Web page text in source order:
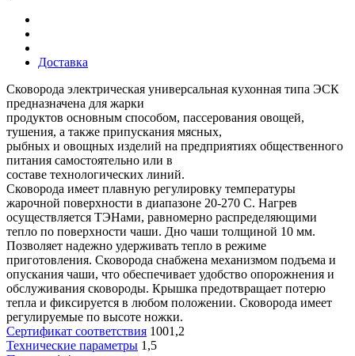
Доставка
Сковорода электрическая универсальная кухонная типа ЭСК
предназначена для жарки
продуктов основным способом, пассерования овощей,
тушения, а также припускания мясных,
рыбных и овощных изделий на предприятиях общественного
питания самостоятельно или в
составе технологических линий.
Сковорода имеет плавную регулировку температуры
жарочной поверхности в диапазоне 20-270 С. Нагрев
осуществляется ТЭНами, равномерно распределяющими
тепло по поверхности чаши. Дно чаши толщиной 10 мм.
Позволяет надежно удерживать тепло в режиме
приготовления. Сковорода снабжена механизмом подъема и
опускания чаши, что обеспечивает удобство опорожнения и
обслуживания сковороды. Крышка предотвращает потерю
тепла и фиксируется в любом положении. Сковорода имеет
регулируемые по высоте ножки.
Сертификат соответствия 1001,2
Технические параметры 1,5